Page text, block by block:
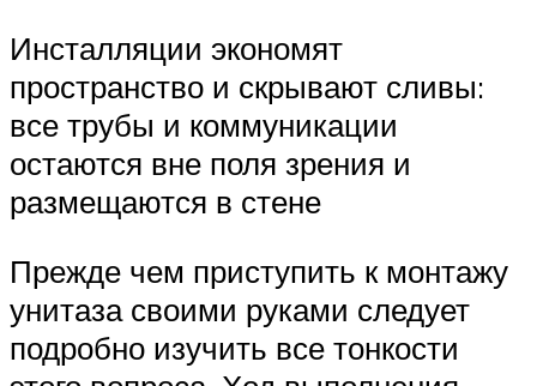
Инсталляции экономят
пространство и скрывают сливы:
все трубы и коммуникации
остаются вне поля зрения и
размещаются в стене
Прежде чем приступить к монтажу
унитаза своими руками следует
подробно изучить все тонкости